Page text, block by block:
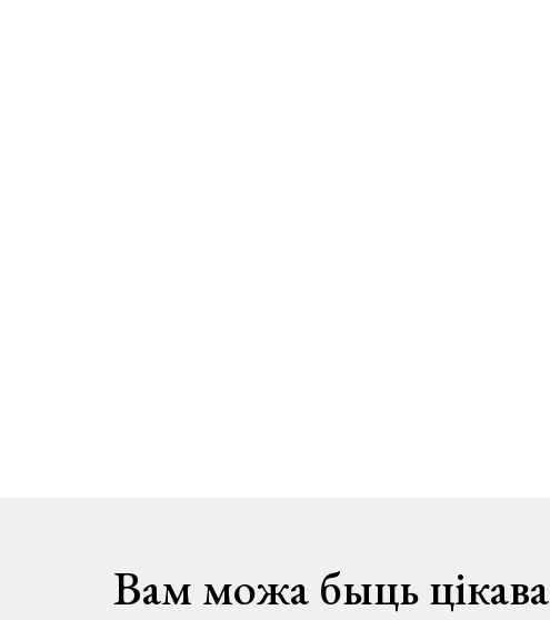
Вам можа быць цікава